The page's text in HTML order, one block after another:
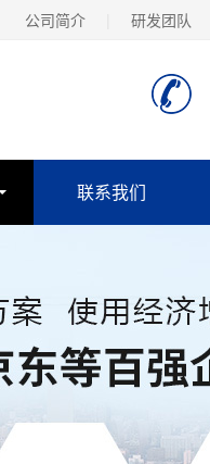
公司简介 研发团队
联系我们